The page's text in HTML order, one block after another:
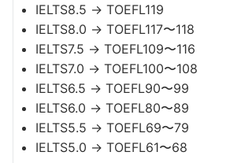
IELTS8.5 → TOEFL119
IELTS8.0 → TOEFL117〜118
IELTS7.5 → TOEFL109〜116
IELTS7.0 → TOEFL100〜108
IELTS6.5 → TOEFL90〜99
IELTS6.0 → TOEFL80〜89
IELTS5.5 → TOEFL69〜79
IELTS5.0 → TOEFL61〜68